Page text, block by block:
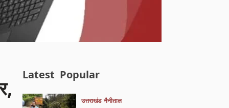
Latest Popular
उत्तराखंड नैनीताल